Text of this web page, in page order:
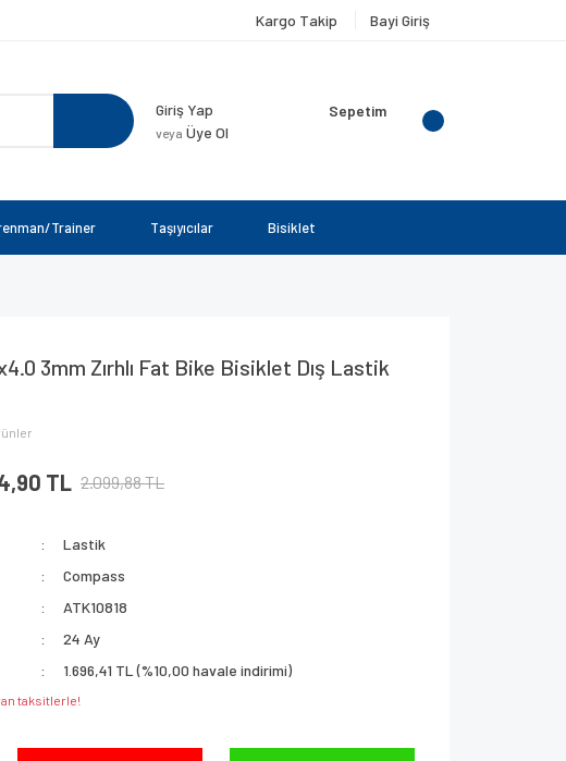
Kargo Takip Bayi Giriş
Giriş Yap
veya Üye Ol
Sepetim
Trainer Taşıyıcılar Bisiklet
3mm Zırhlı Fat Bike Bisiklet Dış Lastik
TL 2.099,88 TL
Lastik
Compass
ATK10818
24 Ay
1.696,41 TL (%10,00 havale indirimi)
taksitlerle!